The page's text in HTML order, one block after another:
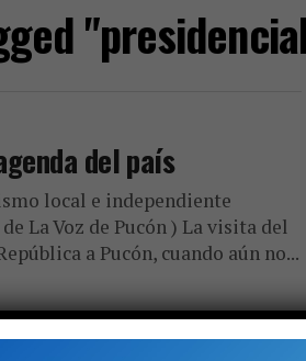
del país
local e independiente
La Voz de Pucón ) La visita del
a Pucón, cuando aún no...